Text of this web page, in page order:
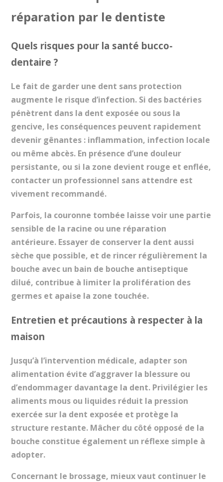
réparation par le dentiste
Quels risques pour la santé bucco-
dentaire ?
Le fait de garder une dent sans protection
augmente le risque d’infection. Si des bactéries
pénètrent dans la dent exposée ou sous la
gencive, les conséquences peuvent rapidement
devenir gênantes : inflammation, infection locale
ou même abcès. En présence d’une douleur
persistante, ou si la zone devient rouge et enflée,
contacter un professionnel sans attendre est
vivement recommandé.
Parfois, la couronne tombée laisse voir une partie
sensible de la racine ou une réparation
antérieure. Essayer de conserver la dent aussi
sèche que possible, et de rincer régulièrement la
bouche avec un bain de bouche antiseptique
dilué, contribue à limiter la prolifération des
germes et apaise la zone touchée.
Entretien et précautions à respecter à la
maison
Jusqu’à l’intervention médicale, adapter son
alimentation évite d’aggraver la blessure ou
d’endommager davantage la dent. Privilégier les
aliments mous ou liquides réduit la pression
exercée sur la dent exposée et protège la
structure restante. Mâcher du côté opposé de la
bouche constitue également un réflexe simple à
adopter.
Concernant le brossage, mieux vaut continuer le